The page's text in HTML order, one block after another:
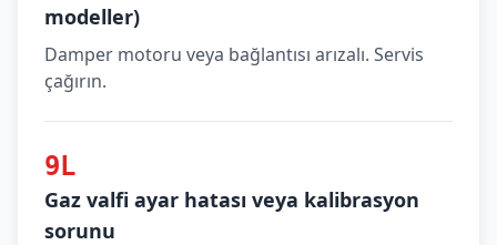
modeller)
Damper motoru veya bağlantısı arızalı. Servis
çağırın.
9L
Gaz valfi ayar hatası veya kalibrasyon
sorunu